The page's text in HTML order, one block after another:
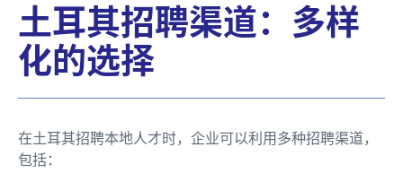
土耳其招聘渠道：多样
化的选择
在土耳其招聘本地人才时，企业可以利用多种招聘渠道，
包括：